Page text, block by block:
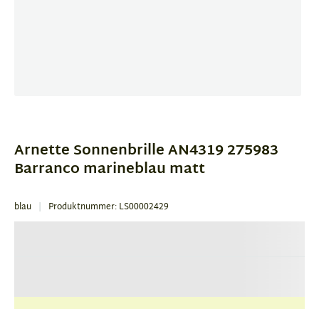
4
Arnette Sonnenbrille AN4319 275983
Barranco marineblau matt
blau Produktnummer: LS00002429